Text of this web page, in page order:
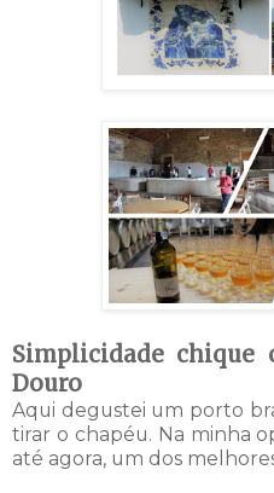
Simplicidade
Douro
Aqui degustei um porto
tirar o chapéu. Na minha
até agora, um dos